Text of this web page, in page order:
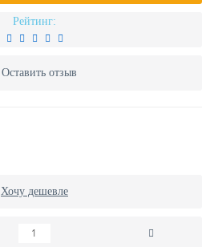
Рейтинг:
Оставить отзыв
Хочу дешевле